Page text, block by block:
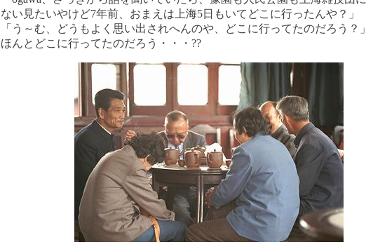
ない見たいやけど7年前、おまえは上海5日もいてどこに行ったんや？」
「う～む、どうもよく思い出されへんのや、どこに行ってたのだろう？」
ほんとどこに行ってたのだろう・・・??